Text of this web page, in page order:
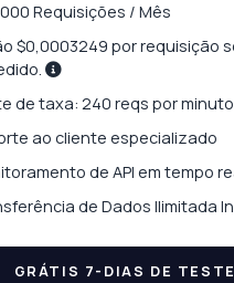
Requisições / Mês
$0,0003249 por requisição
de taxa: 240 reqs por minuto
ao cliente especializado
de API em tempo
de Dados Ilimitada
GRÁTIS 7-DIAS DE